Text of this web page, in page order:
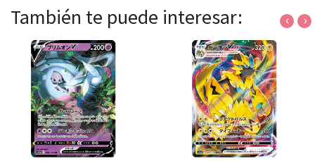
También te puede interesar: ‹ ›